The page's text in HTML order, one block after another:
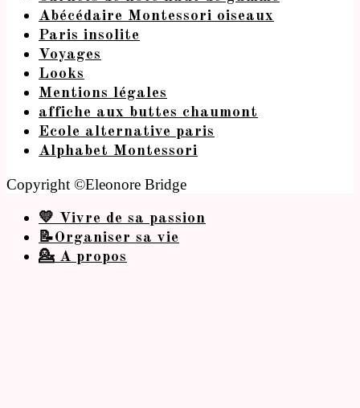
Abécédaire Montessori oiseaux
Paris insolite
Voyages
Looks
Mentions légales
affiche aux buttes chaumont
Ecole alternative paris
Alphabet Montessori
Copyright ©Eleonore Bridge
💛 Vivre de sa passion
📝Organiser sa vie
💁 A propos